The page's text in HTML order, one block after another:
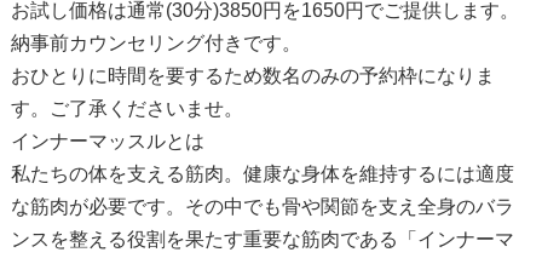
お試し価格は通常(30分)3850円を1650円でご提供します。
納事前カウンセリング付きです。
おひとりに時間を要するため数名のみの予約枠になりま
す。ご了承くださいませ。
インナーマッスルとは
私たちの体を支える筋肉。健康な身体を維持するには適度
な筋肉が必要です。その中でも骨や関節を支え全身のバラ
ンスを整える役割を果たす重要な筋肉である「インナーマ